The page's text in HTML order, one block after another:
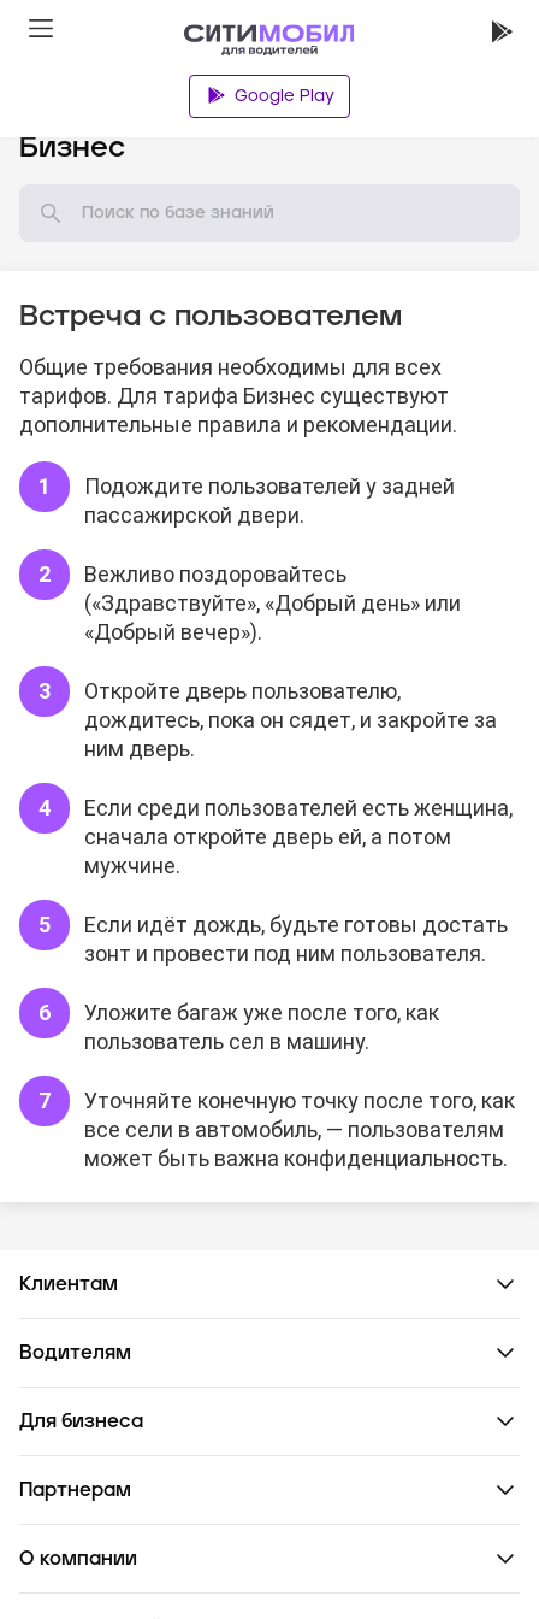
Google Play
Бизнес
Встреча с пользователем
Общие требования необходимы для всех
тарифов. Для тарифа Бизнес существуют
дополнительные правила и рекомендации.
Подождите пользователей у задней
пассажирской двери.
Вежливо поздоровайтесь
(«Здравствуйте», «Добрый день» или
«Добрый вечер»).
Откройте дверь пользователю,
дождитесь, пока он сядет, и закройте за
ним дверь.
Если среди пользователей есть женщина,
сначала откройте дверь ей, а потом
мужчине.
Если идёт дождь, будьте готовы достать
зонт и провести под ним пользователя.
Уложите багаж уже после того, как
пользователь сел в машину.
Уточняйте конечную точку после того, как
все сели в автомобиль, — пользователям
может быть важна конфиденциальность.
Клиентам
Водителям
Для бизнеса
Партнерам
О компании